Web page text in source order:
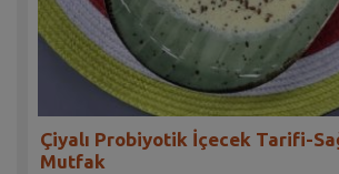
Çiyalı Probiyotik İçecek Tarifi-
Mutfak